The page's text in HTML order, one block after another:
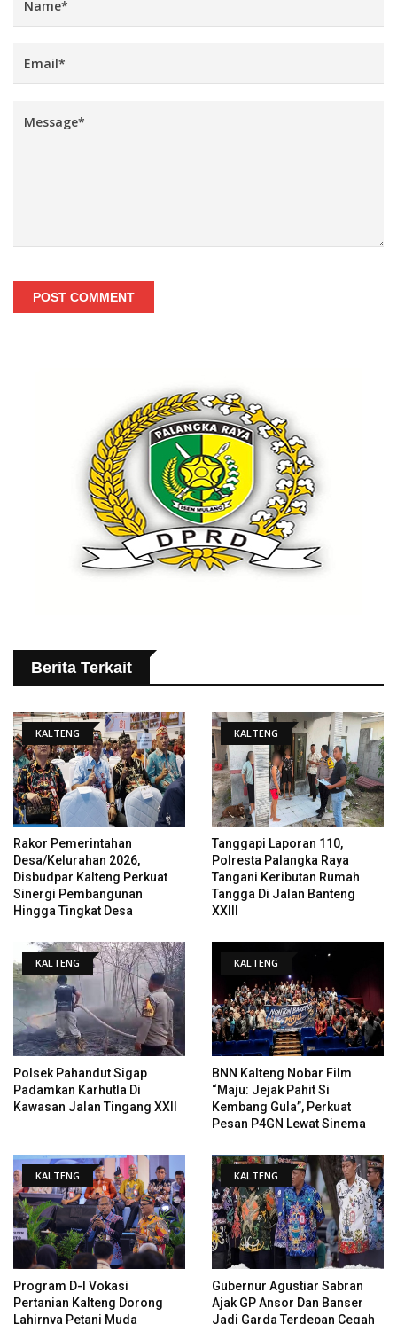
POST COMMENT
Berita Terkait
KALTENG
Rakor Pemerintahan
Desa/Kelurahan 2026,
Disbudpar Kalteng Perkuat
Sinergi Pembangunan
Hingga Tingkat Desa
KALTENG
Tanggapi Laporan 110,
Polresta Palangka Raya
Tangani Keributan Rumah
Tangga Di Jalan Banteng
XXIII
KALTENG
Polsek Pahandut Sigap
Padamkan Karhutla Di
Kawasan Jalan Tingang XXII
KALTENG
BNN Kalteng Nobar Film
“Maju: Jejak Pahit Si
Kembang Gula”, Perkuat
Pesan P4GN Lewat Sinema
KALTENG
Program D-I Vokasi
Pertanian Kalteng Dorong
Lahirnya Petani Muda
KALTENG
Gubernur Agustiar Sabran
Ajak GP Ansor Dan Banser
Jadi Garda Terdepan Cegah